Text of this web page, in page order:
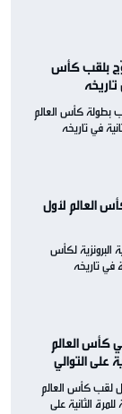
بلقب كأس
تاريخه
بطولة كأس العالم
العالم لأول
البرونزية لكأس
في تاريخه
كأس العالم
على التوالي
لقب كأس العالم
للمرة الثانية على